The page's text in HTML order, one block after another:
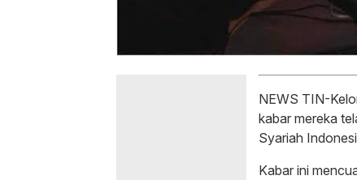
NEWS TIN-
kabar mereka
Syariah
Kabar ini